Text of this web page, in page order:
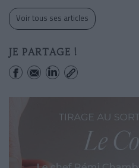
Voir tous ses articles
JE PARTAGE !